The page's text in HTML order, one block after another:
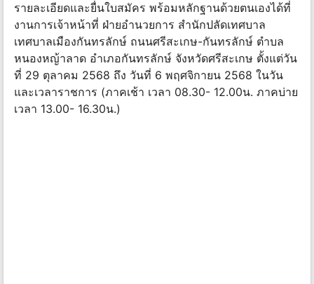
รายละเอียดและยื่นใบสมัคร พร้อมหลักฐานด้วยตนเองได้ที่
งานการเจ้าหน้าที่ ฝ่ายอํานวยการ สํานักปลัดเทศบาล
เทศบาลเมืองกันทรลักษ์ ถนนศรีสะเกษ-กันทรลักษ์ ตําบล
หนองหญ้าลาด อําเภอกันทรลักษ์ จังหวัดศรีสะเกษ ตั้งแต่วัน
ที่ 29 ตุลาคม 2568 ถึง วันที่ 6 พฤศจิกายน 2568 ในวัน
และเวลาราชการ (ภาคเช้า เวลา 08.30- 12.00น. ภาคบ่าย
เวลา 13.00- 16.30น.)